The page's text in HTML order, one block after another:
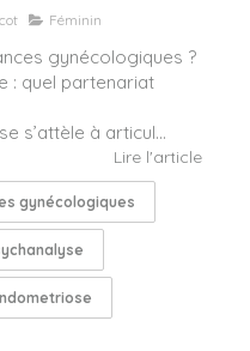
Féminin
gynécologiques ?
: quel partenariat
s’attèle à articul...
Lire l'article
gynécologiques